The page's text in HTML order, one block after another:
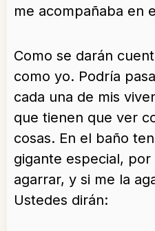
me acompañaba en
Como se darán
como yo. Podría
cada una de mis
que tienen que ver
cosas. En el baño
gigante especial,
agarrar, y si me la
Ustedes dirán: